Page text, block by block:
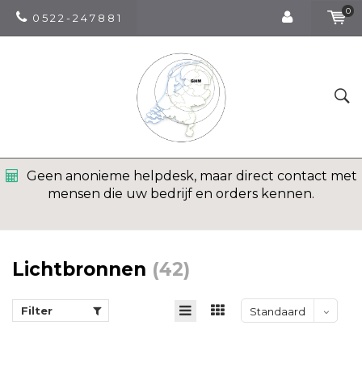
0 5 2 2 - 2 4 7 8 8 1
0
Geen anonieme helpdesk, maar direct contact met
mensen die uw bedrijf en orders kennen.
Lichtbronnen (42)
Filter Standaard